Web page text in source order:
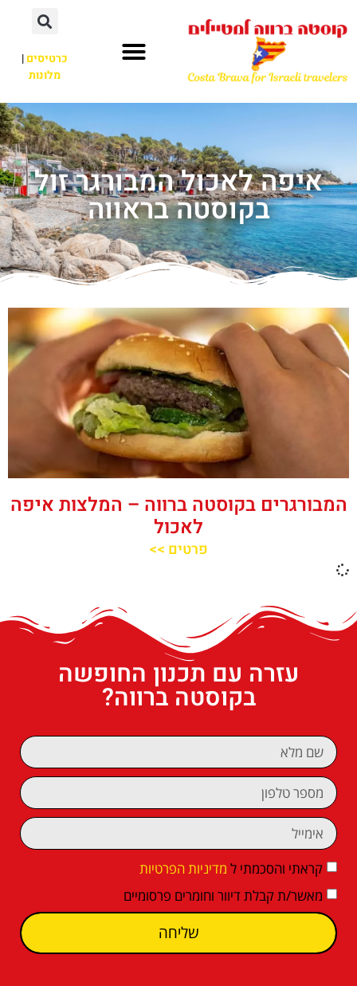
כרטיסים|
מלונות
איפה לאכול המבורגר זול
בקוסטה בראווה
המבורגרים בקוסטה ברווה – המלצות איפה
לאכול
פרטים >>
עזרה עם תכנון החופשה
בקוסטה ברווה?
קראתי והסכמתי ל מדיניות הפרטיות
מאשר/ת קבלת דיוור וחומרים פרסומיים
שליחה